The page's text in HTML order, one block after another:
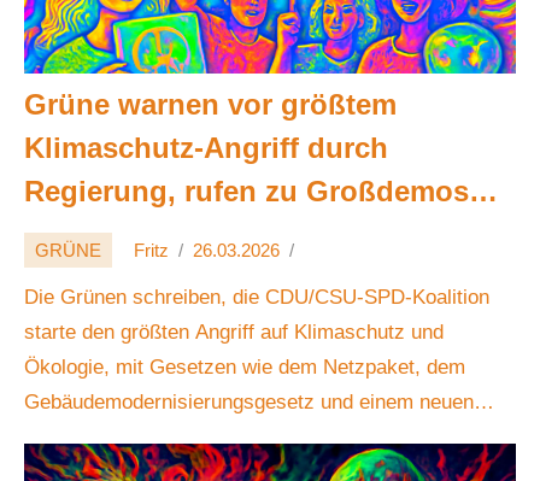
Grüne warnen vor größtem
Klimaschutz-Angriff durch
Regierung, rufen zu Großdemos
auf 🚩🌍
GRÜNE Fritz 26.03.2026
Die Grünen schreiben, die CDU/CSU-SPD-Koalition
starte den größten Angriff auf Klimaschutz und
Ökologie, mit Gesetzen wie dem Netzpaket, dem
Gebäudemodernisierungsgesetz und einem neuen